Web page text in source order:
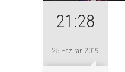
21:28
25 Haziran 2019